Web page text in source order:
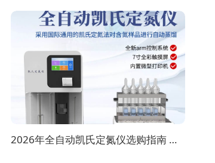
2026年全自动凯氏定氮仪选购指南 实验室选型全攻略